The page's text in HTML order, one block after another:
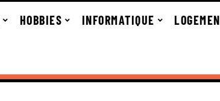
HOBBIES INFORMATIQUE